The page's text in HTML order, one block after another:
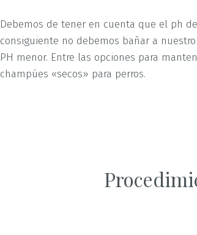
Debemos de tener en cuenta que el ph
consiguiente no debemos bañar a
PH menor. Entre las opciones para
champúes «secos» para perros.